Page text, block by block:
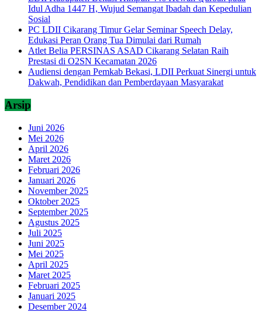
Idul Adha 1447 H, Wujud Semangat Ibadah dan Kepedulian
Sosial
PC LDII Cikarang Timur Gelar Seminar Speech Delay,
Edukasi Peran Orang Tua Dimulai dari Rumah
Atlet Belia PERSINAS ASAD Cikarang Selatan Raih
Prestasi di O2SN Kecamatan 2026
Audiensi dengan Pemkab Bekasi, LDII Perkuat Sinergi untuk
Dakwah, Pendidikan dan Pemberdayaan Masyarakat
Arsip
Juni 2026
Mei 2026
April 2026
Maret 2026
Februari 2026
Januari 2026
November 2025
Oktober 2025
September 2025
Agustus 2025
Juli 2025
Juni 2025
Mei 2025
April 2025
Maret 2025
Februari 2025
Januari 2025
Desember 2024